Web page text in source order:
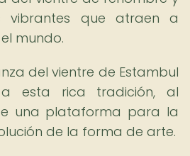
vibrantes que atraen a
mundo.
del vientre de Estambul
a esta rica tradición, al
una plataforma para la
de la forma de arte.